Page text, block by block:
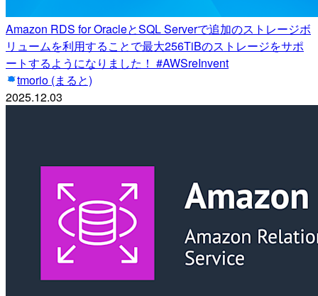
Amazon RDS for OracleとSQL Serverで追加のストレージボ
リュームを利用することで最大256TiBのストレージをサポ
ートするようになりました！ #AWSreInvent
tmorio (まると)
2025.12.03